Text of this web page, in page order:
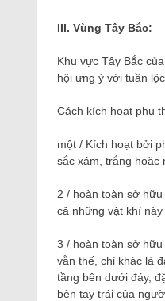
III. Vùng Tây Bắc:
Khu vực Tây Bắc
hội ưng ý với tuần
Cách kích hoạt phụ
một / Kích hoạt bởi
sắc xám, trắng hoặc
2 / hoàn toàn sở
cả những vật khí
3 / hoàn toàn sở
vẫn thế, chỉ khác là
tầng bên dưới đáy,
bên tay trái của